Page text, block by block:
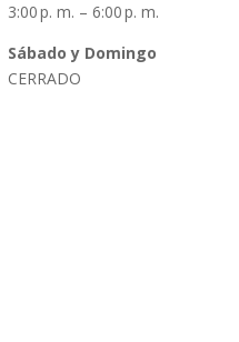
3:00 p. m. – 6:00 p. m.
Sábado y Domingo
CERRADO